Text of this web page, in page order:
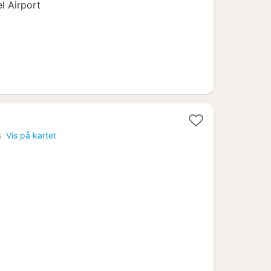
Airport
Vis på kartet